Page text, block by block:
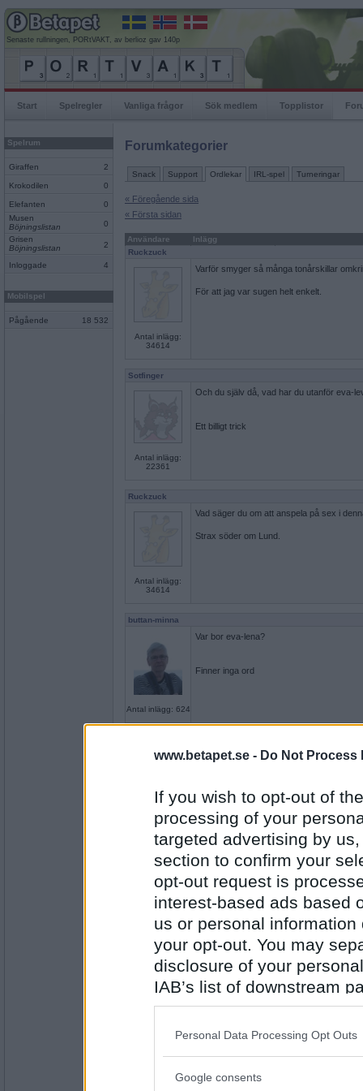
www.betapet.se - Do Not Process
If you wish to opt-out of
processing of your
targeted advertising by
section to confirm your
opt-out request is
interest-based ads based
us or personal
your opt-out. You may
disclosure of your
IAB’s list of downstream
also be disclosed by us
Downstream Participants
Please note that this
Personal Data Processing Opt Outs
Google consents
Senaste rullningen, PORtVAKT, av berlioz gav 140p
Start Spelregler Vanliga frågor Sök medlem Topplistor
Spelrum
Giraffen 2
Krokodilen 0
Elefanten
0
Musen
Böjningslistan
0
Grisen
Böjningslistan
2
Inloggade 4
Mobilspel
Pågående 18 532
Forumkategorier
Snack Support Ordlekar IRL-spel Turneringar
« Föregående sida
« Första sidan
Användare
Inlägg
Ruckzuck
Antal inlägg:
34614
Varför smyger så många tonårskillar
För att jag var sugen helt enkelt.
Sotfinger
Antal inlägg:
22361
Och du själv då, vad har du utanför eva-
Ett billigt trick
Ruckzuck
Antal inlägg:
34614
Vad säger du om att anspela på sex i
Strax söder om Lund.
buttan-minna
Antal inlägg: 624
Var bor eva-lena?
Finner inga ord
Antal inlägg:
22361
Varför kastar du SAOL i soptunnan?
Det bara väller fram
eva-leva
Antal inlägg:
15408
Varför skriver du så mycket smörja här?
Det visste du inte
Greta grus